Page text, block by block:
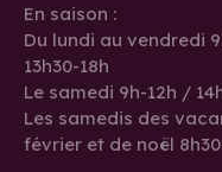
En saison :
Du lundi au vendredi
13h30-18h
Le samedi 9h-12h /
Les samedis des
février et de noël